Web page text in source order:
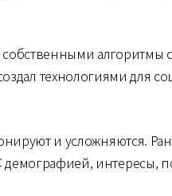
алгоритмы
технологиями для
и усложняются.
интересы,